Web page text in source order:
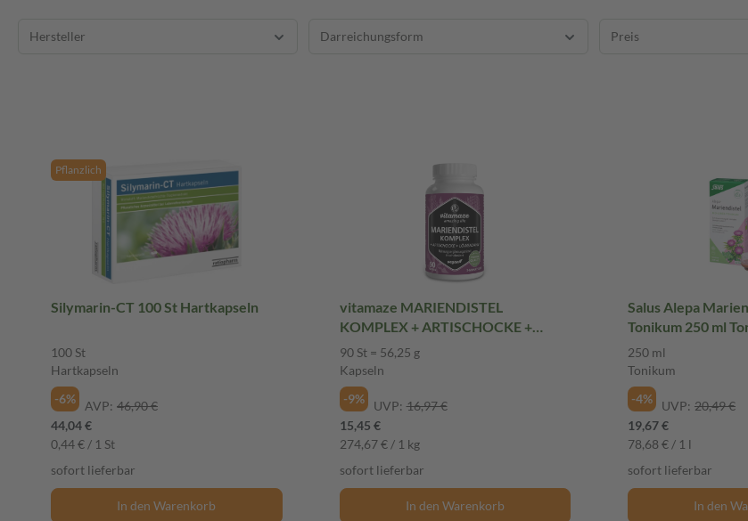
Hersteller Darreichungsform Preis
Pflanzlich
Silymarin-CT 100 St Hartkapseln
100 St
Hartkapseln
-6%
AVP: 46,90 €
44,04 €
0,44 € / 1 St
sofort lieferbar
In den Warenkorb
vitamaze MARIENDISTEL
KOMPLEX + ARTISCHOCKE +
LÖWENZAHN 90 St Kapseln
90 St = 56,25 g
Kapseln
-9%
UVP: 16,97 €
15,45 €
274,67 € / 1 kg
sofort lieferbar
In den Warenkorb
Salus Alepa
Tonikum 250 ml
250 ml
Tonikum
-4%
UVP: 20,49 €
19,67 €
78,68 € / 1 l
sofort lieferbar
In den